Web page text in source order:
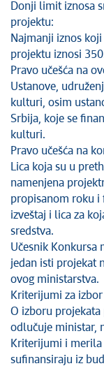
Donji limit iznosa
projektu:
Najmanji iznos
projektu iznosi
Pravo učešća na
Ustanove,
kulturi, osim
Srbija, koje se
kulturi.
Pravo učešća na
Lica koja su u
namenjena
propisanom roku i
izveštaj i lica za
sredstva.
Učesnik Konkursa
jedan isti projekat
ovog ministarstva.
Kriterijumi za
O izboru
odlučuje ministar,
Kriterijumi i
sufinansiraju iz